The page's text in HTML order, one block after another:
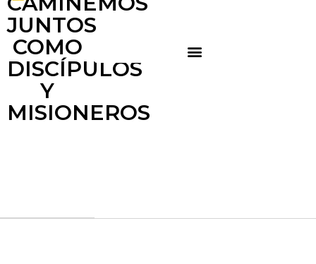
JUNTOS
COMO
DISCÍPULOS
Y
MISIONEROS